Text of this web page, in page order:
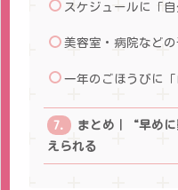
スケジュールに「
美容室・病院など
一年のごほうびに
まとめ｜“早め
えられる